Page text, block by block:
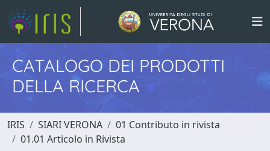
CATALOGO DEI PRODOTTI
DELLA RICERCA
IRIS SIARI VERONA
01 Contributo in rivista
01.01 Articolo in Rivista